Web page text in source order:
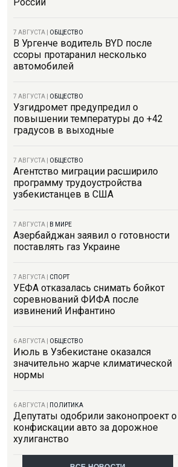
7 АВГУСТА ОБЩЕСТВО
В Ургенче водитель BYD после
ссоры протаранил несколько
автомобилей
7 АВГУСТА ОБЩЕСТВО
Узгидромет предупредил о
повышении температуры до +42
градусов в выходные
7 АВГУСТА ОБЩЕСТВО
Агентство миграции расширило
программу трудоустройства
узбекистанцев в США
7 АВГУСТА В МИРЕ
Азербайджан заявил о готовности
поставлять газ Украине
7 АВГУСТА СПОРТ
УЕФА отказалась снимать бойкот
соревнований ФИФА после
извинений Инфантино
6 АВГУСТА ОБЩЕСТВО
Июль в Узбекистане оказался
значительно жарче климатической
нормы
6 АВГУСТА ПОЛИТИКА
Депутаты одобрили законопроект о
конфискации авто за дорожное
хулиганство